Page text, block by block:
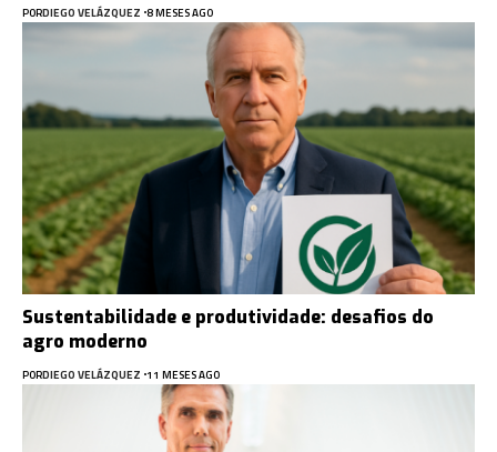
PORDIEGO VELÁZQUEZ 8 MESES AGO
Sustentabilidade e produtividade: desafios do
agro moderno
PORDIEGO VELÁZQUEZ 11 MESES AGO